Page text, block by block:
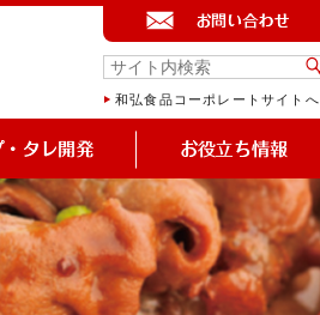
和弘食品コーポレートサイトへ